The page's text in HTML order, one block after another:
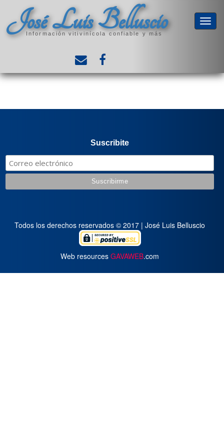
José Luis Belluscio
Información vitivinícola confiable y más
Suscribite
Todos los derechos reservados © 2017 | José Luis Belluscio
Web resources GAVAWEB.com